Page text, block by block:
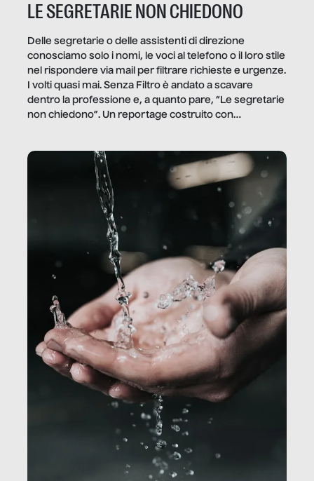
LE SEGRETARIE NON CHIEDONO
Delle segretarie o delle assistenti di direzione
conosciamo solo i nomi, le voci al telefono o il loro stile
nel rispondere via mail per filtrare richieste e urgenze.
I volti quasi mai. Senza Filtro è andato a scavare
dentro la professione e, a quanto pare, “Le segretarie
non chiedono”. Un reportage costruito con